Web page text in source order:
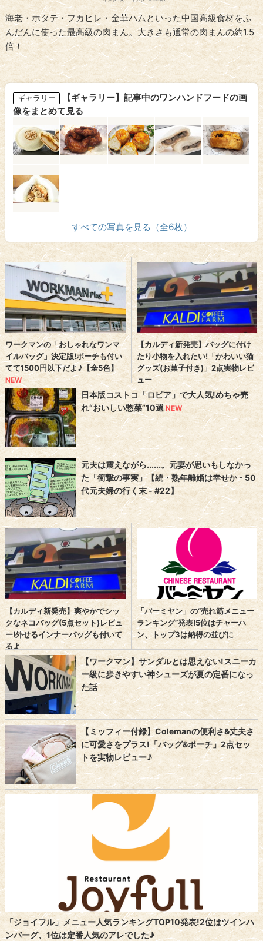
海老・ホタテ・フカヒレ・金華ハムといった中国高級食材をふ
んだんに使った最高級の肉まん。大きさも通常の肉まんの約1.5
倍！
ギャラリー
【ギャラリー】記事中のワンハンドフードの画
像をまとめて見る
すべての写真を見る（全6枚）